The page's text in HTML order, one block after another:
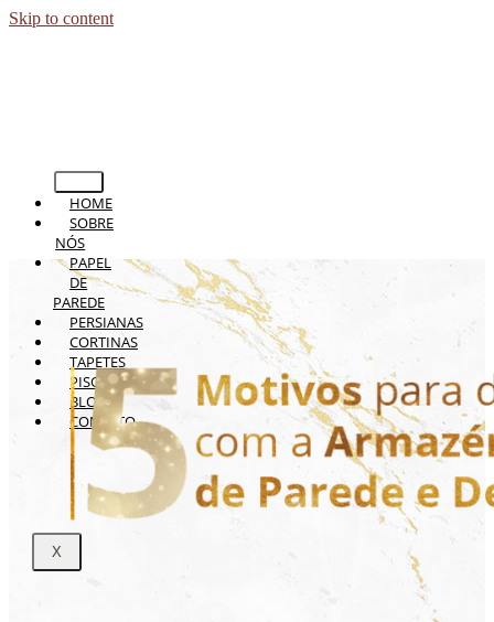
Skip to content
HOME
SOBRE
NÓS
PAPEL
DE
PAREDE
PERSIANAS
CORTINAS
TAPETES
PISOS
BLOG
CONTATO
X